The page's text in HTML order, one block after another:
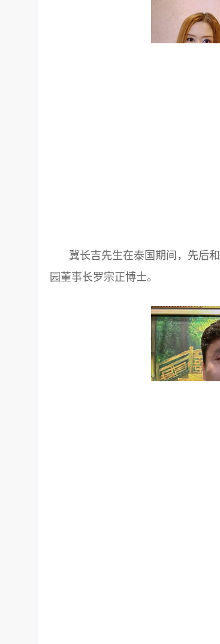
冀长吉先生在泰国期间，先后
园董事长罗宗正博士。